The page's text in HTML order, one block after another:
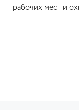
рабочих мест и